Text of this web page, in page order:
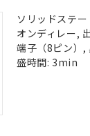
ソリッドステ
オンディレー,
端子（8ピン）,
盛時間: 3min